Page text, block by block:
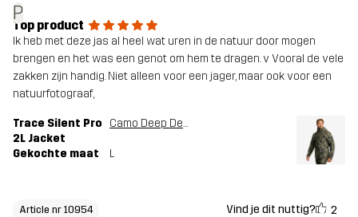
P
Top product
Ik heb met deze jas al heel wat uren in de natuur door mogen
brengen en het was een genot om hem te dragen. v Vooral de vele
zakken zijn handig. Niet alleen voor een jager, maar ook voor een
natuurfotograaf,
Trace Silent Pro
2L Jacket
Camo Deep Depths
Gekochte maat L
Article nr 10954 Vind je dit nuttig? 2